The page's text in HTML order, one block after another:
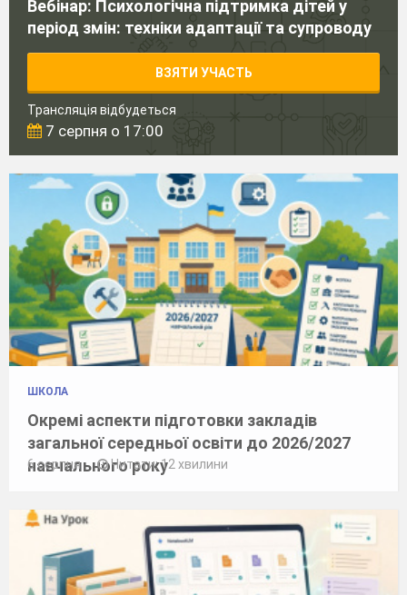
Вебінар: Психологічна підтримка дітей у
період змін: техніки адаптації та супроводу
ВЗЯТИ УЧАСТЬ
Трансляція відбудеться
7 серпня о 17:00
ШКОЛА
Окремі аспекти підготовки закладів
загальної середньої освіти до 2026/2027
навчального року
6 серпня Читати: 12 хвилини